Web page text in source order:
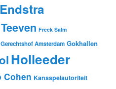
Endstra
Freek Salm
Gerechtshof Amsterdam Gokhallen
Holleeder
Cohen Kansspelautoriteit